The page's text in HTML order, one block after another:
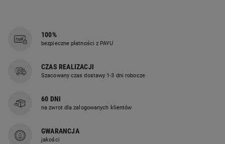
100%
bezpieczne płatności z PAYU
CZAS REALIZACJI
Szacowany czas dostawy 1-3 dni robocze
60 DNI
na zwrot dla zalogowanych klientów
GWARANCJA
jakości